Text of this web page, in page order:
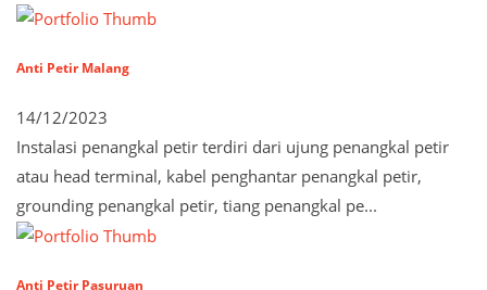
Anti Petir Malang
14/12/2023
Instalasi penangkal petir terdiri dari ujung penangkal petir
atau head terminal, kabel penghantar penangkal petir,
grounding penangkal petir, tiang penangkal pe...
Anti Petir Pasuruan